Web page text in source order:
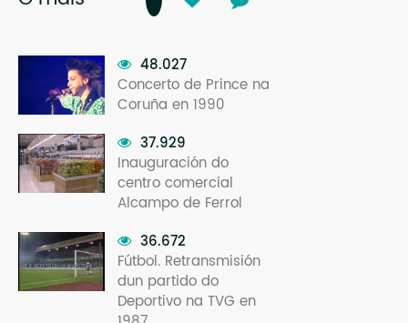
48.027
Concerto de Prince na
Coruña en 1990
37.929
Inauguración do
centro comercial
Alcampo de Ferrol
36.672
Fútbol. Retransmisión
dun partido do
Deportivo na TVG en